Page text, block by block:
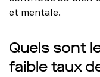
et mentale.
Quels sont
faible taux